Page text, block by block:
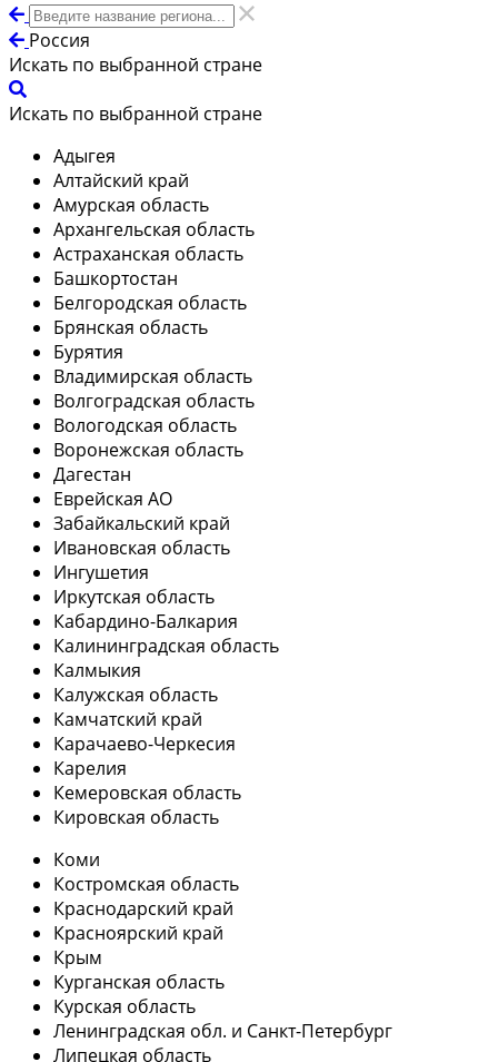
Россия
Искать по выбранной стране
Искать по выбранной стране
Адыгея
Алтайский край
Амурская область
Архангельская область
Астраханская область
Башкортостан
Белгородская область
Брянская область
Бурятия
Владимирская область
Волгоградская область
Вологодская область
Воронежская область
Дагестан
Еврейская АО
Забайкальский край
Ивановская область
Ингушетия
Иркутская область
Кабардино-Балкария
Калининградская область
Калмыкия
Калужская область
Камчатский край
Карачаево-Черкесия
Карелия
Кемеровская область
Кировская область
Коми
Костромская область
Краснодарский край
Красноярский край
Крым
Курганская область
Курская область
Ленинградская обл. и Санкт-Петербург
Липецкая область